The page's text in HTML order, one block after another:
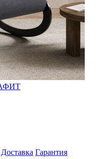
Доставка Гарантия